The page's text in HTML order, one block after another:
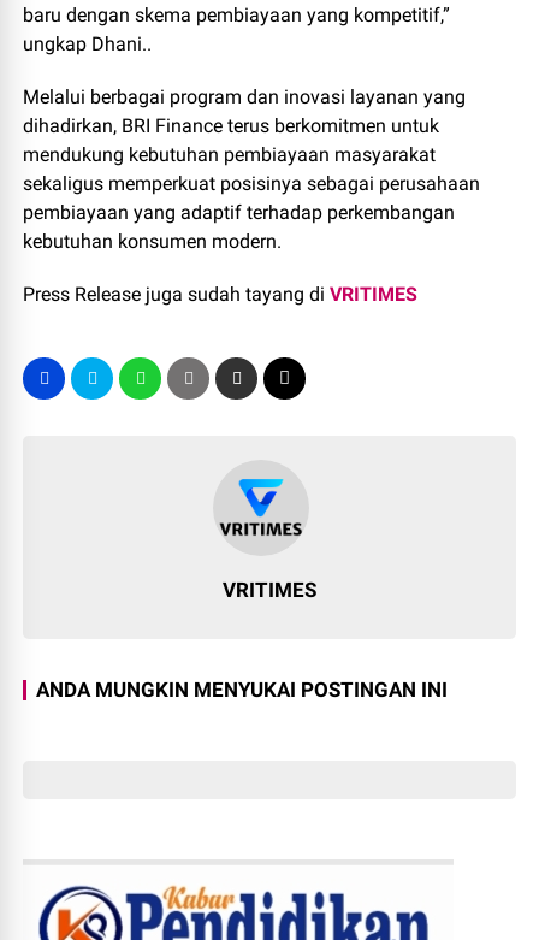
baru dengan skema pembiayaan yang kompetitif,”
ungkap Dhani..
Melalui berbagai program dan inovasi layanan yang
dihadirkan, BRI Finance terus berkomitmen untuk
mendukung kebutuhan pembiayaan masyarakat
sekaligus memperkuat posisinya sebagai perusahaan
pembiayaan yang adaptif terhadap perkembangan
kebutuhan konsumen modern.
Press Release juga sudah tayang diVRITIMES
VRITIMES
ANDA MUNGKIN MENYUKAI POSTINGAN INI